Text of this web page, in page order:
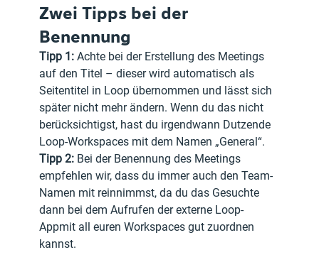
Zwei Tipps bei der
Benennung
Tipp 1: Achte bei der Erstellung des Meetings
auf den Titel – dieser wird automatisch als
Seitentitel in Loop übernommen und lässt sich
später nicht mehr ändern. Wenn du das nicht
berücksichtigst, hast du irgendwann Dutzende
Loop-Workspaces mit dem Namen „General“.
Tipp 2: Bei der Benennung des Meetings
empfehlen wir, dass du immer auch den Team-
Namen mit reinnimmst, da du das Gesuchte
dann bei dem Aufrufen der externe Loop-
Appmit all euren Workspaces gut zuordnen
kannst.